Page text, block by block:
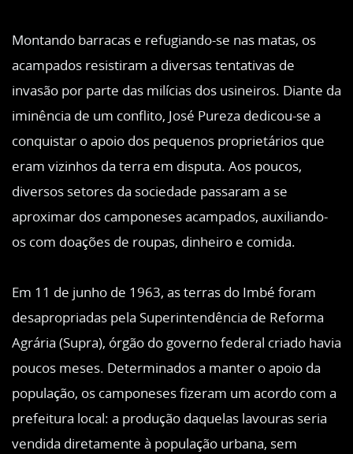
Montando barracas e refugiando-se nas matas, os
acampados resistiram a diversas tentativas de
invasão por parte das milícias dos usineiros. Diante da
iminência de um conflito, José Pureza dedicou-se a
conquistar o apoio dos pequenos proprietários que
eram vizinhos da terra em disputa. Aos poucos,
diversos setores da sociedade passaram a se
aproximar dos camponeses acampados, auxiliando-
os com doações de roupas, dinheiro e comida.
Em 11 de junho de 1963, as terras do Imbé foram
desapropriadas pela Superintendência de Reforma
Agrária (Supra), órgão do governo federal criado havia
poucos meses. Determinados a manter o apoio da
população, os camponeses fizeram um acordo com a
prefeitura local: a produção daquelas lavouras seria
vendida diretamente à população urbana, sem